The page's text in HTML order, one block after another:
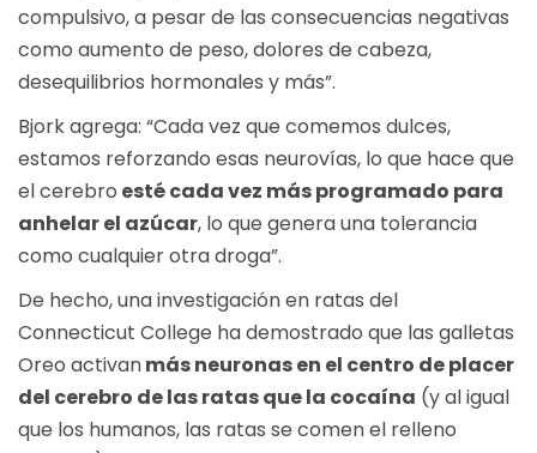
compulsivo, a pesar de las consecuencias negativas
como aumento de peso, dolores de cabeza,
desequilibrios hormonales y más”.
Bjork agrega: “Cada vez que comemos dulces,
estamos reforzando esas neurovías, lo que hace que
el cerebro esté cada vez más programado para
anhelar el azúcar, lo que genera una tolerancia
como cualquier otra droga”.
De hecho, una investigación en ratas del
Connecticut College ha demostrado que las galletas
Oreo activanmás neuronas en el centro de placer
del cerebro de las ratas que la cocaína (y al igual
que los humanos, las ratas se comen el relleno